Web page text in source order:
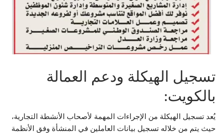
تسجيل الهيكلة ودعم العمالة
بالكويت:
يُعد تسجيل الهيكلة من الإجراءات المهمة لأصحاب الأنشطة التجارية،
حيث يتم من خلاله تسجيل بيانات العاملين في المنشأة وفق الأنظمة